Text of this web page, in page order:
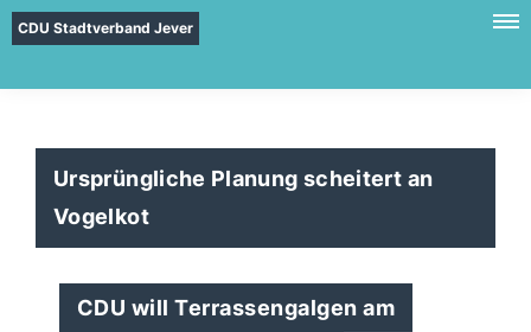
CDU Stadtverband Jever
Ursprüngliche Planung scheitert an
Vogelkot
CDU will Terrassengalgen am